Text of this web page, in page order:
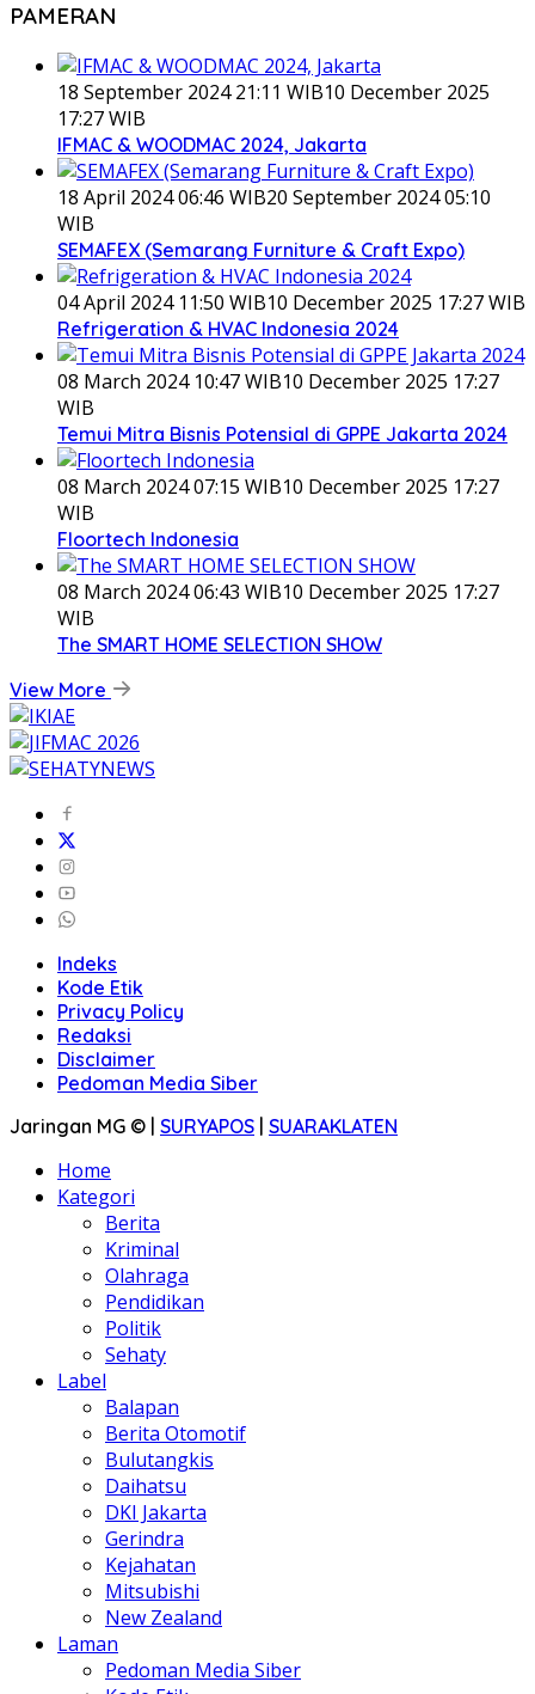
PAMERAN
18 September 2024 21:11 WIB10 December 2025
17:27 WIB
IFMAC & WOODMAC 2024, Jakarta
18 April 2024 06:46 WIB20 September 2024 05:10
WIB
SEMAFEX (Semarang Furniture & Craft Expo)
04 April 2024 11:50 WIB10 December 2025 17:27 WIB
Refrigeration & HVAC Indonesia 2024
08 March 2024 10:47 WIB10 December 2025 17:27
WIB
Temui Mitra Bisnis Potensial di GPPE Jakarta 2024
08 March 2024 07:15 WIB10 December 2025 17:27
WIB
Floortech Indonesia
08 March 2024 06:43 WIB10 December 2025 17:27
WIB
The SMART HOME SELECTION SHOW
View More
Indeks
Kode Etik
Privacy Policy
Redaksi
Disclaimer
Pedoman Media Siber
Jaringan MG © | SURYAPOS | SUARAKLATEN
Home
Kategori
Berita
Kriminal
Olahraga
Pendidikan
Politik
Sehaty
Label
Balapan
Berita Otomotif
Bulutangkis
Daihatsu
DKI Jakarta
Gerindra
Kejahatan
Mitsubishi
New Zealand
Laman
Pedoman Media Siber